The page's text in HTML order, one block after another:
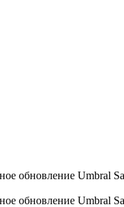
обновление Umbral
обновление Umbral